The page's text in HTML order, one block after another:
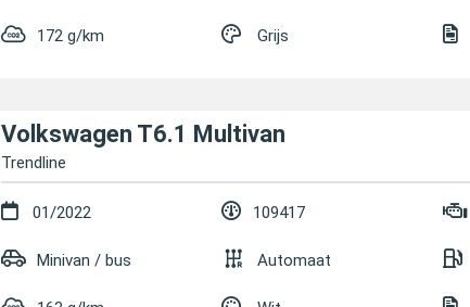
172 g/km Grijs
Volkswagen T6.1 Multivan
Trendline
01/2022 109417
Minivan / bus Automaat